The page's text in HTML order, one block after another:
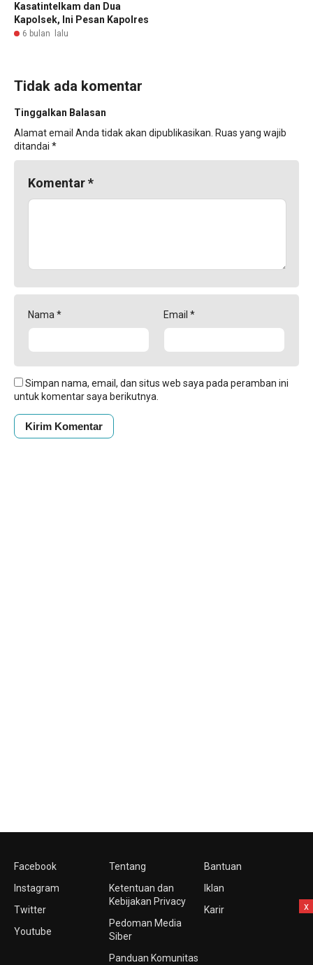
Kasatintelkam dan Dua
Kapolsek, Ini Pesan Kapolres
6 bulan lalu
Tidak ada komentar
Tinggalkan Balasan
Alamat email Anda tidak akan dipublikasikan. Ruas yang wajib
ditandai *
Komentar*
Nama * Email *
Simpan nama, email, dan situs web saya pada peramban ini
untuk komentar saya berikutnya.
Facebook
Instagram
Twitter
Youtube
Tentang
Ketentuan dan
Kebijakan Privacy
Pedoman Media
Siber
Panduan Komunitas
Bantuan
Iklan
Karir
x